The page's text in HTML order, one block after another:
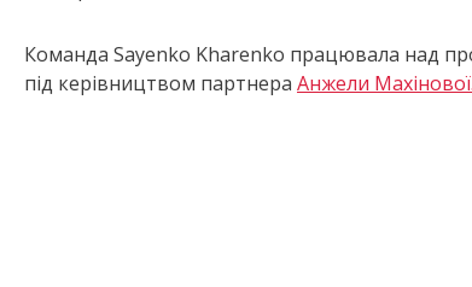
Команда Sayenko Kharenko працювала над
під керівництвом партнера Анжели Махінової.